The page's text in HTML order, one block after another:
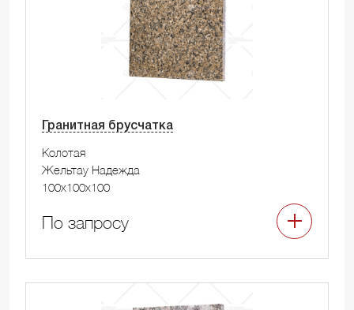
Гранитная брусчатка
Колотая
Жельтау Надежда
100x100x100
По запросу